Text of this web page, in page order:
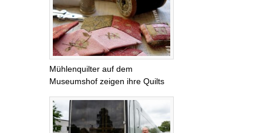
Mühlenquilter auf dem
Museumshof zeigen ihre Quilts